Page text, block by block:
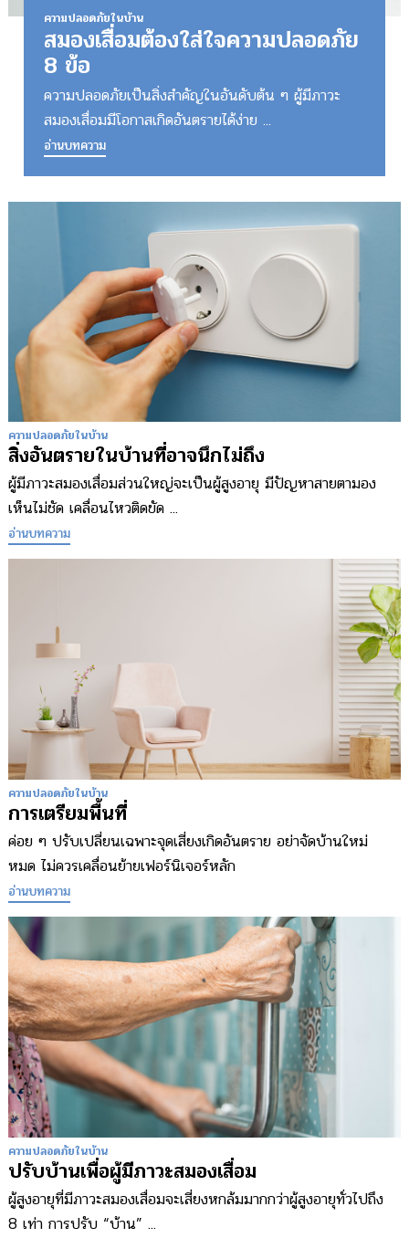
ความปลอดภัยในบ้าน
สมองเสื่อมต้องใส่ใจความปลอดภัย
8 ข้อ
ความปลอดภัยเป็นสิ่งสำคัญในอันดับต้น ๆ ผู้มีภาวะ
สมองเสื่อมมีโอกาสเกิดอันตรายได้ง่าย ...
อ่านบทความ
ความปลอดภัยในบ้าน
สิ่งอันตรายในบ้านที่อาจนึกไม่ถึง
ผู้มีภาวะสมองเสื่อมส่วนใหญ่จะเป็นผู้สูงอายุ มีปัญหาสายตามอง
เห็นไม่ชัด เคลื่อนไหวติดขัด ...
อ่านบทความ
ความปลอดภัยในบ้าน
การเตรียมพื้นที่
ค่อย ๆ ปรับเปลี่ยนเฉพาะจุดเสี่ยงเกิดอันตราย อย่าจัดบ้านใหม่
หมด ไม่ควรเคลื่อนย้ายเฟอร์นิเจอร์หลัก
อ่านบทความ
ความปลอดภัยในบ้าน
ปรับบ้านเพื่อผู้มีภาวะสมองเสื่อม
ผู้สูงอายุที่มีภาวะสมองเสื่อมจะเสี่ยงหกล้มมากกว่าผู้สูงอายุทั่วไปถึง
8 เท่า การปรับ “บ้าน” ...